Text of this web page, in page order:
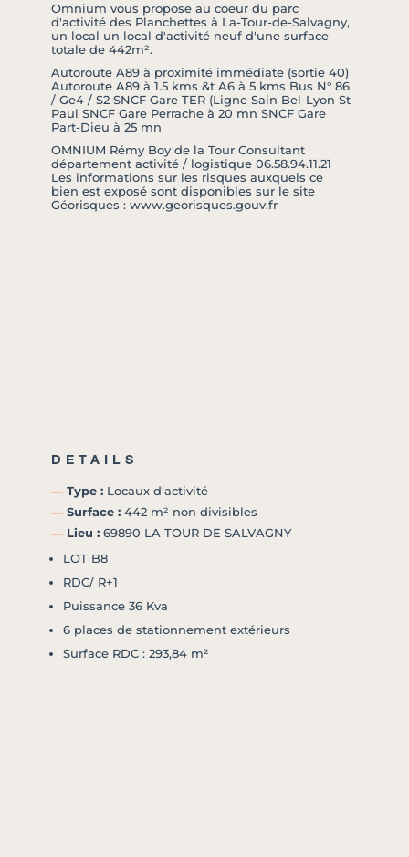
Omnium vous propose au coeur du parc
d'activité des Planchettes à La-Tour-de-Salvagny,
un local un local d'activité neuf d'une surface
totale de 442m².
Autoroute A89 à proximité immédiate (sortie 40)
Autoroute A89 à 1.5 kms &t A6 à 5 kms Bus N° 86
/ Ge4 / S2 SNCF Gare TER (Ligne Sain Bel-Lyon St
Paul SNCF Gare Perrache à 20 mn SNCF Gare
Part-Dieu à 25 mn
OMNIUM Rémy Boy de la Tour Consultant
département activité / logistique 06.58.94.11.21
Les informations sur les risques auxquels ce
bien est exposé sont disponibles sur le site
Géorisques : www.georisques.gouv.fr
DETAILS
― Type : Locaux d'activité
― Surface : 442 m² non divisibles
― Lieu : 69890 LA TOUR DE SALVAGNY
LOT B8
RDC/ R+1
Puissance 36 Kva
6 places de stationnement extérieurs
Surface RDC : 293,84 m²